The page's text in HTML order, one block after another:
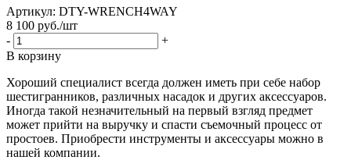
Артикул: DTY-WRENCH4WAY
8 100 руб./шт
-
+
В корзину
Хороший специалист всегда должен иметь при себе набор
шестигранников, различных насадок и других аксессуаров.
Иногда такой незначительный на первый взгляд предмет
может прийти на выручку и спасти съемочный процесс от
простоев. Приобрести инструменты и аксессуары можно в
нашей компании.